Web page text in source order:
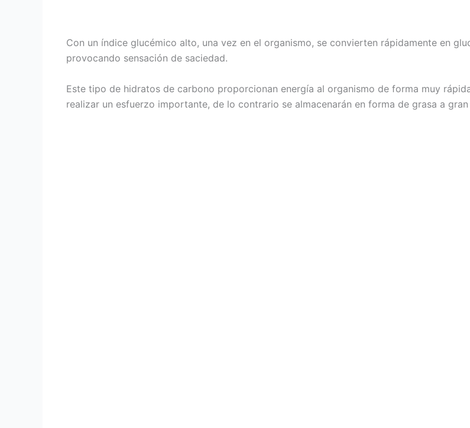
Con un índice glucémico alto, una vez en el organismo, se convierten rápidamente en
provocando sensación de saciedad.
Este tipo de hidratos de carbono proporcionan energía al organismo de forma muy
realizar un esfuerzo importante, de lo contrario se almacenarán en forma de grasa a